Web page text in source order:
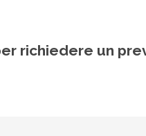
richiedere un